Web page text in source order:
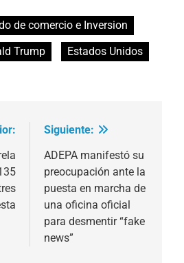
de comercio e Inversion
Trump
Estados Unidos
Siguiente:
ADEPA manifestó su
preocupación ante la
puesta en marcha de
una oficina oficial
para desmentir “fake
news”